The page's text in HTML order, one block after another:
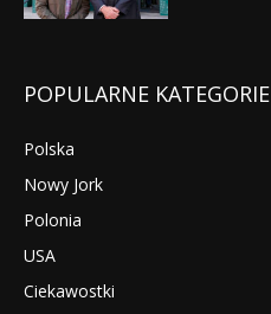
POPULARNE KATEGORIE
Polska
Nowy Jork
Polonia
USA
Ciekawostki